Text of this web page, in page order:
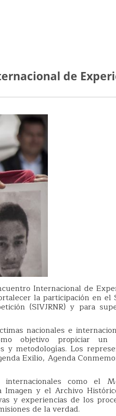
de
Internacional de
la participación en el
(SIVJRNR) y para
nacionales e
objetivo propiciar un
y metodologías. Los
Exilio, Agenda
como el
Imagen y el Archivo
y experiencias de los
de la verdad.